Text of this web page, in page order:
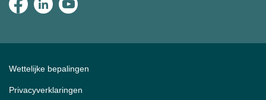
Wettelijke bepalingen
Privacyverklaringen